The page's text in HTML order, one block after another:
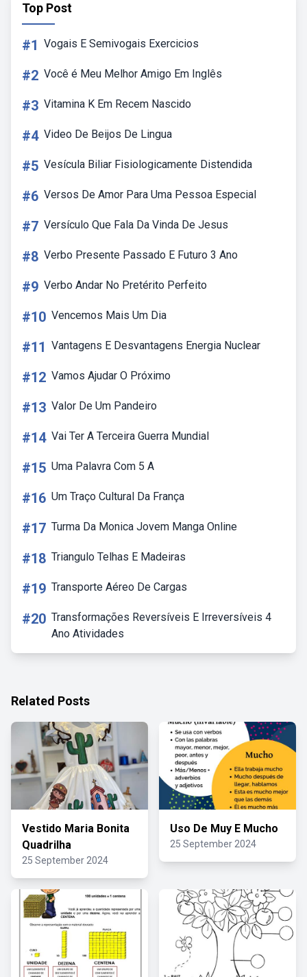
Top Post
#1 Vogais E Semivogais Exercicios
#2 Você é Meu Melhor Amigo Em Inglês
#3 Vitamina K Em Recem Nascido
#4 Video De Beijos De Lingua
#5 Vesícula Biliar Fisiologicamente Distendida
#6 Versos De Amor Para Uma Pessoa Especial
#7 Versículo Que Fala Da Vinda De Jesus
#8 Verbo Presente Passado E Futuro 3 Ano
#9 Verbo Andar No Pretérito Perfeito
#10 Vencemos Mais Um Dia
#11 Vantagens E Desvantagens Energia Nuclear
#12 Vamos Ajudar O Próximo
#13 Valor De Um Pandeiro
#14 Vai Ter A Terceira Guerra Mundial
#15 Uma Palavra Com 5 A
#16 Um Traço Cultural Da França
#17 Turma Da Monica Jovem Manga Online
#18 Triangulo Telhas E Madeiras
#19 Transporte Aéreo De Cargas
#20 Transformações Reversíveis E Irreversíveis 4
Ano Atividades
Related Posts
Vestido Maria Bonita
Quadrilha
25 September 2024
Uso De Muy E Mucho
25 September 2024